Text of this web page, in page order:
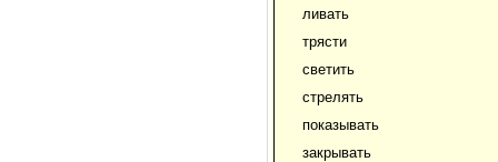
ливать
трясти
светить
стрелять
показывать
закрывать